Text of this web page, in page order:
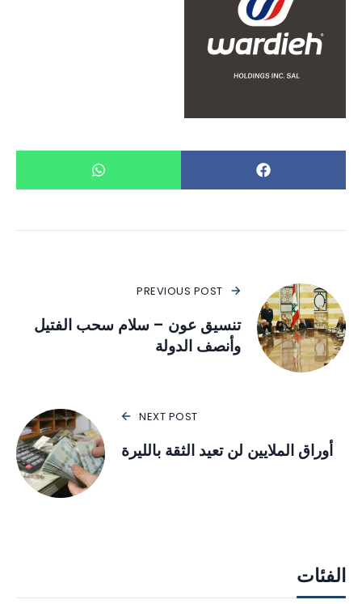
PREVIOUS POST
تنسيق عون – سلام سحب الفتيل
وأنصف الدولة
NEXT POST
أوراق الملايين لن تعيد الثقة بالليرة
الفئات